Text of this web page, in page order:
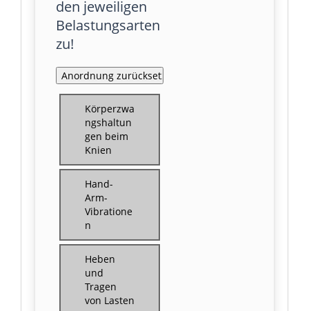
den jeweiligen
Belastungsarten
zu!
Körperzwa
ngshaltun
gen beim
Knien
Hand-
Arm-
Vibratione
n
Heben
und
Tragen
von Lasten